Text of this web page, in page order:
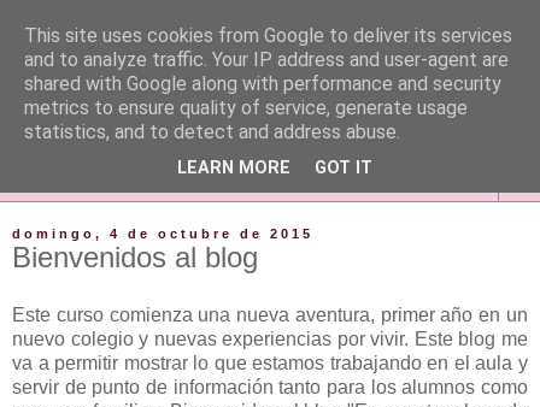
domingo, 4 de octubre de 2015
Bienvenidos al blog
Este curso comienza una nueva aventura, primer año en un
nuevo colegio y nuevas experiencias por vivir. Este blog me
va a permitir mostrar lo que estamos trabajando en el aula y
servir de punto de información tanto para los alumnos como
This site uses cookies from Google to deliver its services
and to analyze traffic. Your IP address and user-agent are
shared with Google along with performance and security
metrics to ensure quality of service, generate usage
statistics, and to detect and address abuse.
LEARN MORE GOT IT